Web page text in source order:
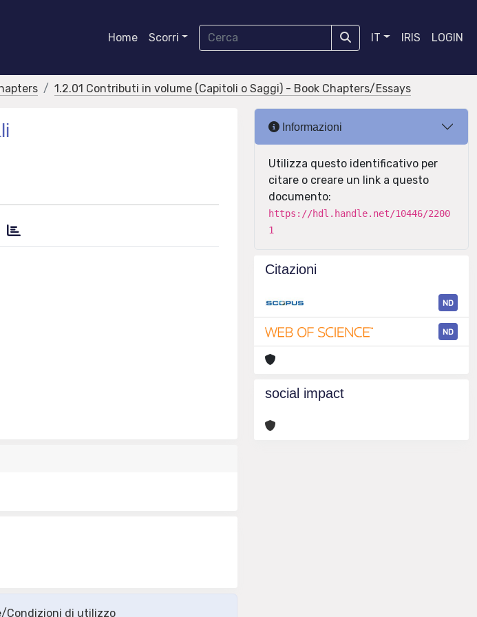
Home Scorri IT IRIS LOGIN
1.2.01 Contributi in volume (Capitoli o Saggi) - Book Chapters/Essays
Condizioni di utilizzo
Informazioni
Utilizza questo identificativo per
citare o creare un link a questo
documento:
https://hdl.handle.net/10446/2200
1
Citazioni
ND
ND
social impact